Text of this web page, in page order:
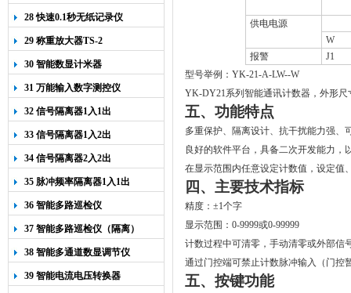
28 快速0.1秒无纸记录仪
29 称重放大器TS-2
30 智能数显计米器
31 万能输入数字测控仪
32 信号隔离器1入1出
33 信号隔离器1入2出
34 信号隔离器2入2出
35 脉冲频率隔离器1入1出
36 智能多路巡检仪
37 智能多路巡检仪（隔离）
38 智能多通道数显调节仪
39 智能电流电压转换器
供电电源
W
报警
J1
型号举例：YK-21-A-LW--W
YK-DY21系列智能通讯计数器，外形尺
五、 功能特点
多重保护、隔离设计、抗干扰能力强、
良好的软件平台，具备二次开发能力，
在显示范围内任意设定计数值，设定值
四、主要技术指标
精度：±1个字
显示范围：0-9999或0-99999
计数过程中可清零，手动清零或外部信
通过门控端可禁止计数脉冲输入（门控
五、按键功能